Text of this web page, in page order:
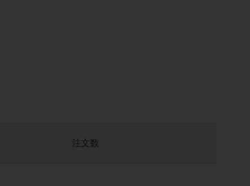
注文数